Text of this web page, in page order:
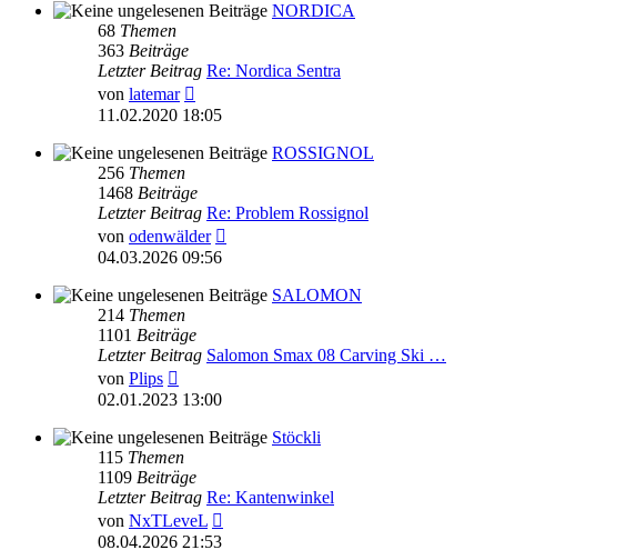
NORDICA
68 Themen
363 Beiträge
Letzter Beitrag Re: Nordica Sentra
von latemar
Beitrag
11.02.2020 18:05
ROSSIGNOL
256 Themen
1468 Beiträge
Letzter Beitrag Re: Problem Rossignol
von odenwälder
04.03.2026 09:56
SALOMON
214 Themen
1101 Beiträge
Letzter Beitrag Salomon Smax 08 Carving Ski …
von Plips
Beitrag
02.01.2023 13:00
Stöckli
115 Themen
1109 Beiträge
Letzter Beitrag Re: Kantenwinkel
von NxTLeveL
08.04.2026 21:53